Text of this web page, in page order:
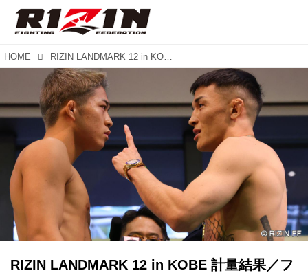
HOME RIZIN LANDMARK 12 in KOBE 計量結果／フェイスオフ、身長差、リーチ差も掲載中
RIZIN LANDMARK 12 in KOBE 計量結果／フ